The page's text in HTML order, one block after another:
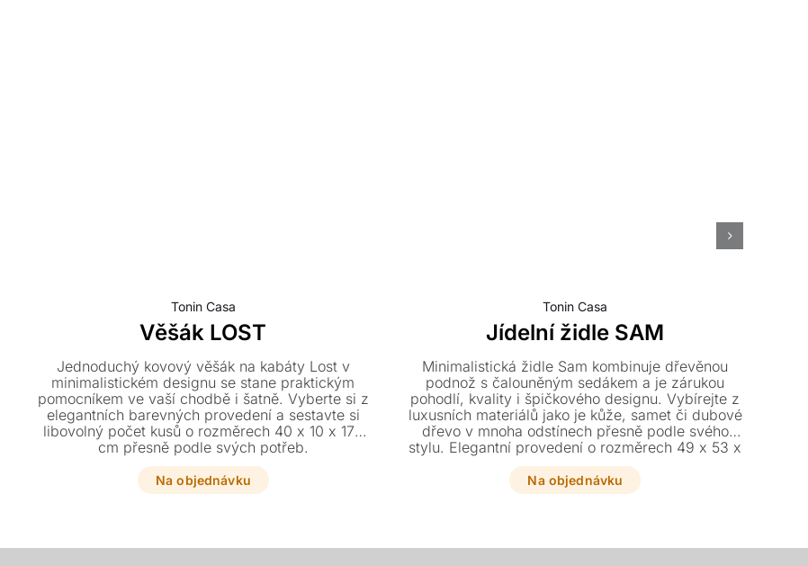
Tonin Casa
Věšák LOST
Jednoduchý kovový věšák na kabáty Lost v
minimalistickém designu se stane praktickým
pomocníkem ve vaší chodbě i šatně. Vyberte si z
elegantních barevných provedení a sestavte si
libovolný počet kusů o rozměrech 40 x 10 x 176
cm přesně podle svých potřeb.
Na objednávku
Tonin Casa
Jídelní židle SAM
Minimalistická židle Sam kombinuje dřevěnou
podnož s čalouněným sedákem a je zárukou
pohodlí, kvality i špičkového designu. Vybírejte z
luxusních materiálů jako je kůže, samet či dubové
dřevo v mnoha odstínech přesně podle svého
stylu. Elegantní provedení o rozměrech 49 x 53 x
83 cm se stane stylovým doplňkem každého
interiéru.
Na objednávku